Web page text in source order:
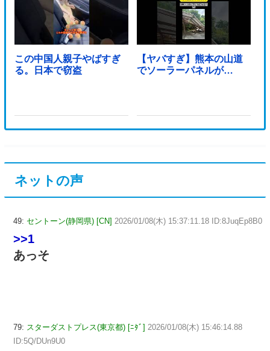
この中国人親子やばすぎ
る。日本で窃盗
【ヤバすぎ】熊本の山道
でソーラーパネルが…
ネットの声
49: セントーン(静岡県) [CN] 2026/01/08(木) 15:37:11.18 ID:8JuqEp8B0
>>1
あっそ
79: スターダストプレス(東京都) [ﾆﾀﾞ] 2026/01/08(木) 15:46:14.88
ID:5Q/DUn9U0